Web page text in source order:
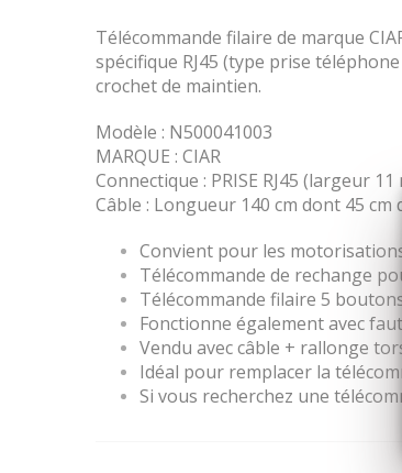
Télécommande filaire de marque
spécifique RJ45 (type prise
crochet de maintien.
Modèle : N500041003
MARQUE : CIAR
Connectique : PRISE RJ45 (largeur 11
Câble : Longueur 140 cm dont 45 cm
Convient pour les motorisations
Télécommande de rechange
Télécommande filaire 5
Fonctionne également avec
Vendu avec câble + rallonge
Idéal pour remplacer la
Si vous recherchez une